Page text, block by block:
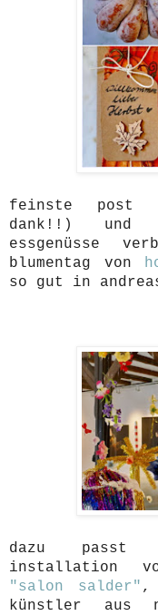
feinste post
dank!!) und
essgenüsse
blumentag von
so gut in
dazu passt
installation
"salon salder" ,
künstler aus